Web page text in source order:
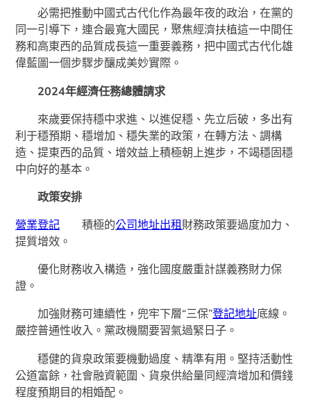
必需把推動中國式古代化作為最年夜的政治，在黨的
同一引導下，連合最寬大國民，聚焦經濟扶植這一中間任
務和高東西的品質成長這一重要義務，把中國式古代化雄
偉藍圖一個步驟步釀成美妙實際。
2024年經濟任務總體請求
來歲要保持穩中求進、以進促穩、先立后破，多出有
利于穩預期、穩增加、穩失業的政策，在轉方法、調構
造、提東西的品質、增效益上積極朝上進步，不竭穩固穩
中向好的基本。
政策安排
營業登記 積極的公司地址出租 財務政策要過度加力、
提質增效。
優化財務收入構造，強化國度嚴重計謀義務財力保
證。
加強財務可連續性，兜牢下層“三保”登記地址底線。
嚴控普通性收入。黨政機關要習氣過緊日子。
穩健的貨泉政策要機動過度、精準有用。堅持活動性
公道富餘，社會融資範圍、貨泉供給量同經濟增加和價錢
程度預期目的相婚配。